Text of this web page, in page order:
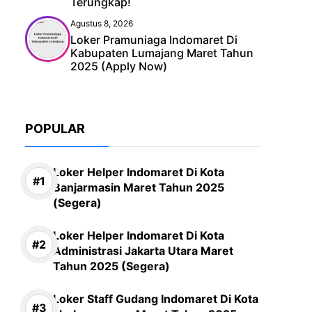
Agustus 8, 2026
Loker Pramuniaga Indomaret Di
Kabupaten Lumajang Maret Tahun
2025 (Apply Now)
POPULAR
Loker Helper Indomaret Di Kota
Banjarmasin Maret Tahun 2025
(Segera)
Loker Helper Indomaret Di Kota
Administrasi Jakarta Utara Maret
Tahun 2025 (Segera)
Loker Staff Gudang Indomaret Di Kota